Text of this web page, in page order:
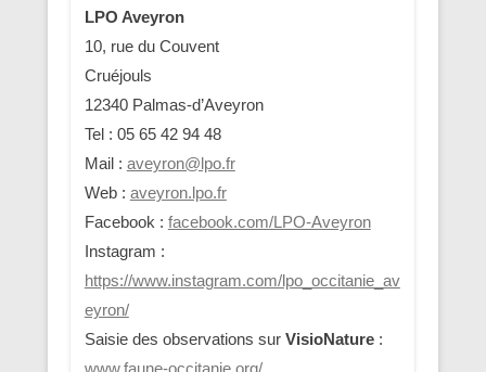
LPO Aveyron
10, rue du Couvent
Cruéjouls
12340 Palmas-d’Aveyron
Tel : 05 65 42 94 48
Mail : aveyron@lpo.fr
Web : aveyron.lpo.fr
Facebook : facebook.com/LPO-Aveyron
Instagram :
https://www.instagram.com/lpo_occitanie_av
eyron/
Saisie des observations sur VisioNature:
www.faune-occitanie.org/